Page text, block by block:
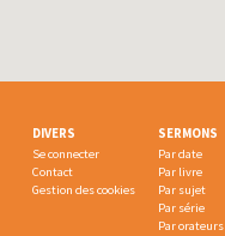
DIVERS
Se connecter
Contact
Gestion des cookies
SERMONS
Par date
Par livre
Par sujet
Par série
Par orateurs